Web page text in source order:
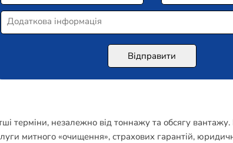
терміни, незалежно від тоннажу та обсягу вантажу.
митного «очищення», страхових гарантій,